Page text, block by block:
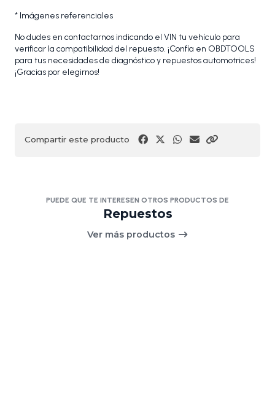
* Imágenes referenciales
No dudes en contactarnos indicando el VIN tu vehículo para
verificar la compatibilidad del repuesto. ¡Confía en OBDTOOLS
para tus necesidades de diagnóstico y repuestos automotrices!
¡Gracias por elegirnos!
Compartir este producto
PUEDE QUE TE INTERESEN OTROS PRODUCTOS DE
Repuestos
Ver más productos